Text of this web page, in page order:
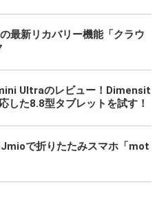
最新リカバリー機能「クラウ
Ultraのレビュー！Dimensit
した8.8型タブレットを試す！
で折りたたみスマホ「mot